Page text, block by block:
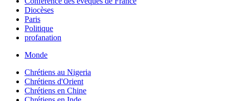
Diocèses
Paris
Politique
profanation
Monde
Chrétiens au Nigeria
Chrétiens d'Orient
Chrétiens en Chine